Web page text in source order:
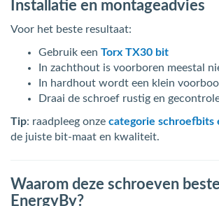
Installatie en montageadvies
Voor het beste resultaat:
Gebruik een Torx TX30 bit
In zachthout is voorboren meestal
In hardhout wordt een klein
Draai de schroef rustig en
Tip: raadpleeg onze categorie schroefbits
de juiste bit-maat en kwaliteit.
Waarom deze schroeven
EnergyBy?